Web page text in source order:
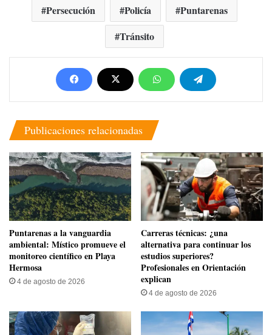
Persecución Policía
Puntarenas
Tránsito
Publicaciones relacionadas
​Puntarenas a la vanguardia
ambiental: Místico promueve el
monitoreo científico en Playa
Hermosa
4 de agosto de 2026
Carreras técnicas: ¿una
alternativa para continuar los
estudios superiores?
Profesionales en Orientación
explican
4 de agosto de 2026